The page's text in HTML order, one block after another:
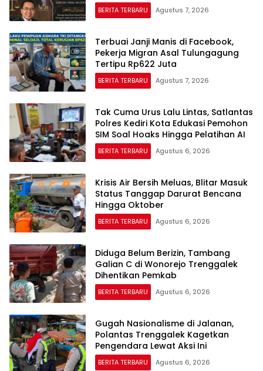
Pejuang Keadilan yang Vokal”
BERITA TERBARU Agustus 7, 2026
Terbuai Janji Manis di Facebook,
Pekerja Migran Asal Tulungagung
Tertipu Rp622 Juta
BERITA TERBARU Agustus 7, 2026
Tak Cuma Urus Lalu Lintas, Satlantas
Polres Kediri Kota Edukasi Pemohon
SIM Soal Hoaks Hingga Pelatihan AI
BERITA TERBARU Agustus 6, 2026
Krisis Air Bersih Meluas, Blitar Masuk
Status Tanggap Darurat Bencana
Hingga Oktober
BERITA TERBARU Agustus 6, 2026
Diduga Belum Berizin, Tambang
Galian C di Wonorejo Trenggalek
Dihentikan Pemkab
BERITA TERBARU Agustus 6, 2026
Gugah Nasionalisme di Jalanan,
Polantas Trenggalek Kagetkan
Pengendara Lewat Aksi Ini
BERITA TERBARU Agustus 6, 2026